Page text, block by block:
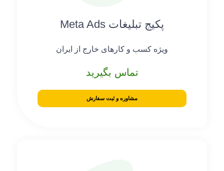
پکیج تبلیغات Meta Ads
ویژه کسب و کارهای خارج از ایران
تماس بگیرید
مشاوره و ثبت سفارش